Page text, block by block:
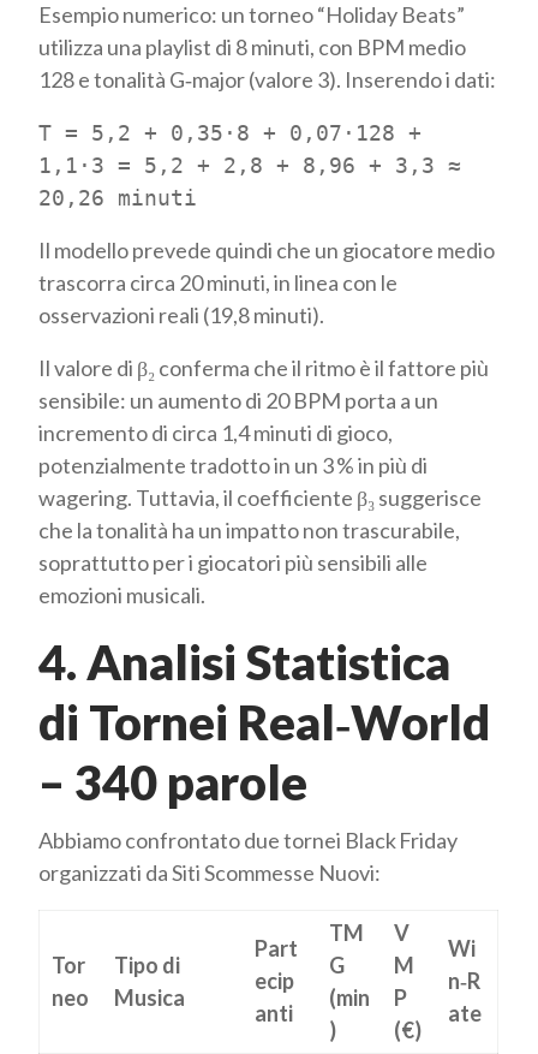
Esempio numerico: un torneo “Holiday Beats”
utilizza una playlist di 8 minuti, con BPM medio
128 e tonalità G‑major (valore 3). Inserendo i dati:
T = 5,2 + 0,35·8 + 0,07·128 +
1,1·3 = 5,2 + 2,8 + 8,96 + 3,3 ≈
20,26 minuti
Il modello prevede quindi che un giocatore medio
trascorra circa 20 minuti, in linea con le
osservazioni reali (19,8 minuti).
Il valore di β₂ conferma che il ritmo è il fattore più
sensibile: un aumento di 20 BPM porta a un
incremento di circa 1,4 minuti di gioco,
potenzialmente tradotto in un 3 % in più di
wagering. Tuttavia, il coefficiente β₃ suggerisce
che la tonalità ha un impatto non trascurabile,
soprattutto per i giocatori più sensibili alle
emozioni musicali.
4. Analisi Statistica
di Tornei Real‑World
– 340 parole
Abbiamo confrontato due tornei Black Friday
organizzati da Siti Scommesse Nuovi:
Tor
neo
Tipo di
Musica
Part
ecip
anti
TM
G
(min
)
V
M
P
(€)
Wi
n‑R
ate